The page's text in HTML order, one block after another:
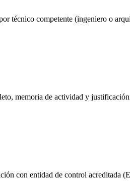
técnico competente (ingeniero o
memoria de actividad y
con entidad de control acreditada